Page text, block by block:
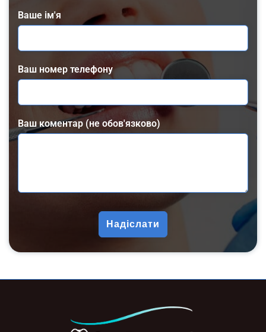
Ваше ім'я
Ваш номер телефону
Ваш коментар (не обов'язково)